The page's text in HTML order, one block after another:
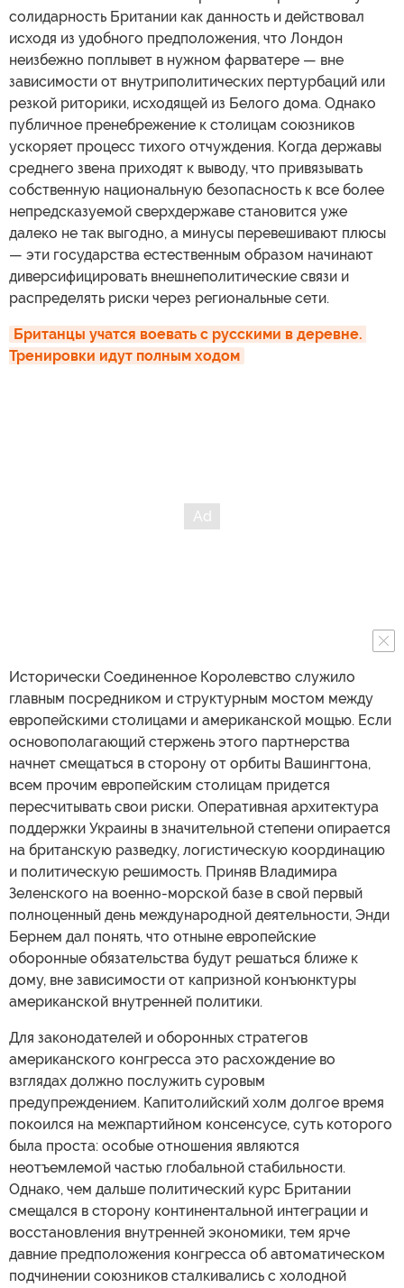
солидарность Британии как данность и действовал
исходя из удобного предположения, что Лондон
неизбежно поплывет в нужном фарватере — вне
зависимости от внутриполитических пертурбаций или
резкой риторики, исходящей из Белого дома. Однако
публичное пренебрежение к столицам союзников
ускоряет процесс тихого отчуждения. Когда державы
среднего звена приходят к выводу, что привязывать
собственную национальную безопасность к все более
непредсказуемой сверхдержаве становится уже
далеко не так выгодно, а минусы перевешивают плюсы
— эти государства естественным образом начинают
диверсифицировать внешнеполитические связи и
распределять риски через региональные сети.
Британцы учатся воевать с русскими в деревне.
Тренировки идут полным ходом
Исторически Соединенное Королевство служило
главным посредником и структурным мостом между
европейскими столицами и американской мощью. Если
основополагающий стержень этого партнерства
начнет смещаться в сторону от орбиты Вашингтона,
всем прочим европейским столицам придется
пересчитывать свои риски. Оперативная архитектура
поддержки Украины в значительной степени опирается
на британскую разведку, логистическую координацию
и политическую решимость. Приняв Владимира
Зеленского на военно-морской базе в свой первый
полноценный день международной деятельности, Энди
Бернем дал понять, что отныне европейские
оборонные обязательства будут решаться ближе к
дому, вне зависимости от капризной конъюнктуры
американской внутренней политики.
Для законодателей и оборонных стратегов
американского конгресса это расхождение во
взглядах должно послужить суровым
предупреждением. Капитолийский холм долгое время
покоился на межпартийном консенсусе, суть которого
была проста: особые отношения являются
неотъемлемой частью глобальной стабильности.
Однако, чем дальше политический курс Британии
смещался в сторону континентальной интеграции и
восстановления внутренней экономики, тем ярче
давние предположения конгресса об автоматическом
подчинении союзников сталкивались с холодной